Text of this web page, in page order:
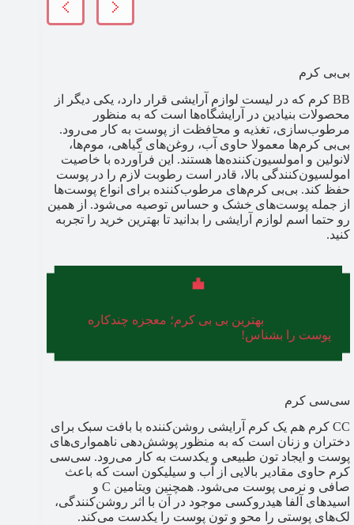
بی‌بی کرم
BB کرم که در لیست لوازم آرایشی قرار دارد، یکی دیگر از
محصولات بنیادین در آرایشگاه‌ها است که به منظور
مرطوب‌سازی، تغذیه و محافظت از پوست به کار می‌رود.
بی‌بی کرم‌ها معمولا حاوی آب، روغن‌های گیاهی، موم‌ها،
لانولین و امولسیون‌کننده‌ها هستند. این فرآورده با خاصیت
امولسیون‌کنندگی بالا، قادر است رطوبت لازم را در پوست
حفظ کند. بی‌بی کرم‌های مرطوب‌کننده برای انواع پوست‌ها
از جمله پوست‌های خشک و حساس توصیه می‌شود. از همین
رو حتما اسم لوازم آرایشی را بدانید تا بهترین خرید را تجربه
کنید.
بهترین بی بی کرم؛ معجزه چندکاره
پوست را بشناس!
سی‌سی کرم
CC کرم هم یک کرم آرایشی روشن‌کننده با بافت سبک برای
دختران و زنان است که به منظور پوشش‌دهی ناهمواری‌های
پوست و ایجاد تون طبیعی و یکدست به کار می‌رود. سی‌سی
کرم حاوی مقادیر بالایی از آب و سیلیکون است که باعث
صافی و نرمی پوست می‌شود. همچنین ویتامین C و
اسیدهای آلفا هیدروکسی موجود در آن با اثر روشن‌کنندگی،
لک‌های پوستی را محو و تون پوست را یکدست می‌کند.